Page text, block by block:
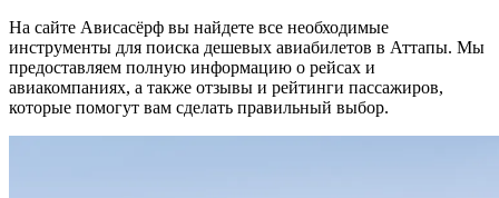
На сайте Ависасёрф вы найдете все необходимые
инструменты для поиска дешевых авиабилетов в Аттапы. Мы
предоставляем полную информацию о рейсах и
авиакомпаниях, а также отзывы и рейтинги пассажиров,
которые помогут вам сделать правильный выбор.